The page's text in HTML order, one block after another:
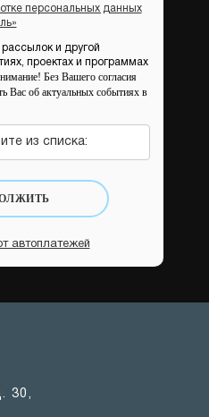
персональных данных
и другой
проектах и программах
Без Вашего согласия
Вас об актуальных событиях в
из списка:
автоплатежей
30,